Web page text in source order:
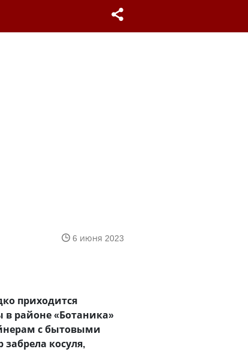
6 июня 2023
приходится
районе «Ботаника»
с бытовыми
косуля,